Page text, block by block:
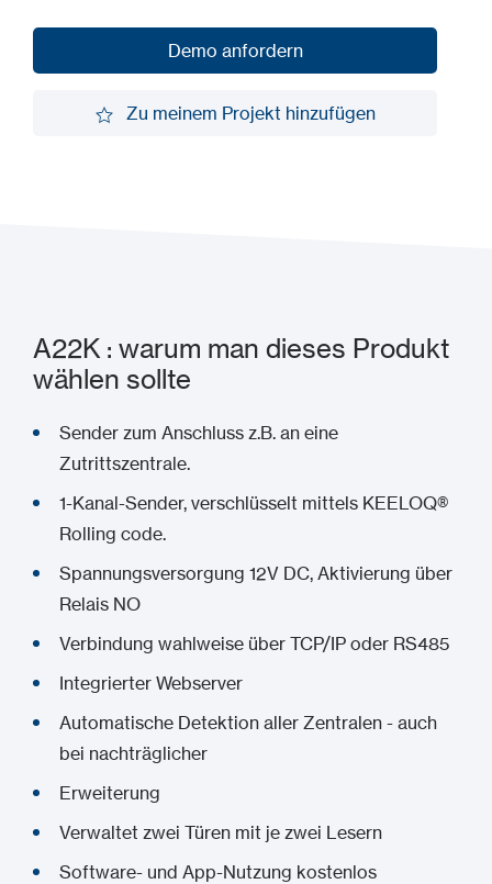
Demo anfordern
Zu meinem Projekt hinzufügen
A22K : warum man dieses Produkt
wählen sollte
Sender zum Anschluss z.B. an eine
Zutrittszentrale.
1-Kanal-Sender, verschlüsselt mittels KEELOQ®
Rolling code.
Spannungsversorgung 12V DC, Aktivierung über
Relais NO
Verbindung wahlweise über TCP/IP oder RS485
Integrierter Webserver
Automatische Detektion aller Zentralen - auch
bei nachträglicher
Erweiterung
Verwaltet zwei Türen mit je zwei Lesern
Software- und App-Nutzung kostenlos